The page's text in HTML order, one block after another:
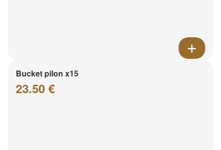
Bucket pilon x15
23.50 €